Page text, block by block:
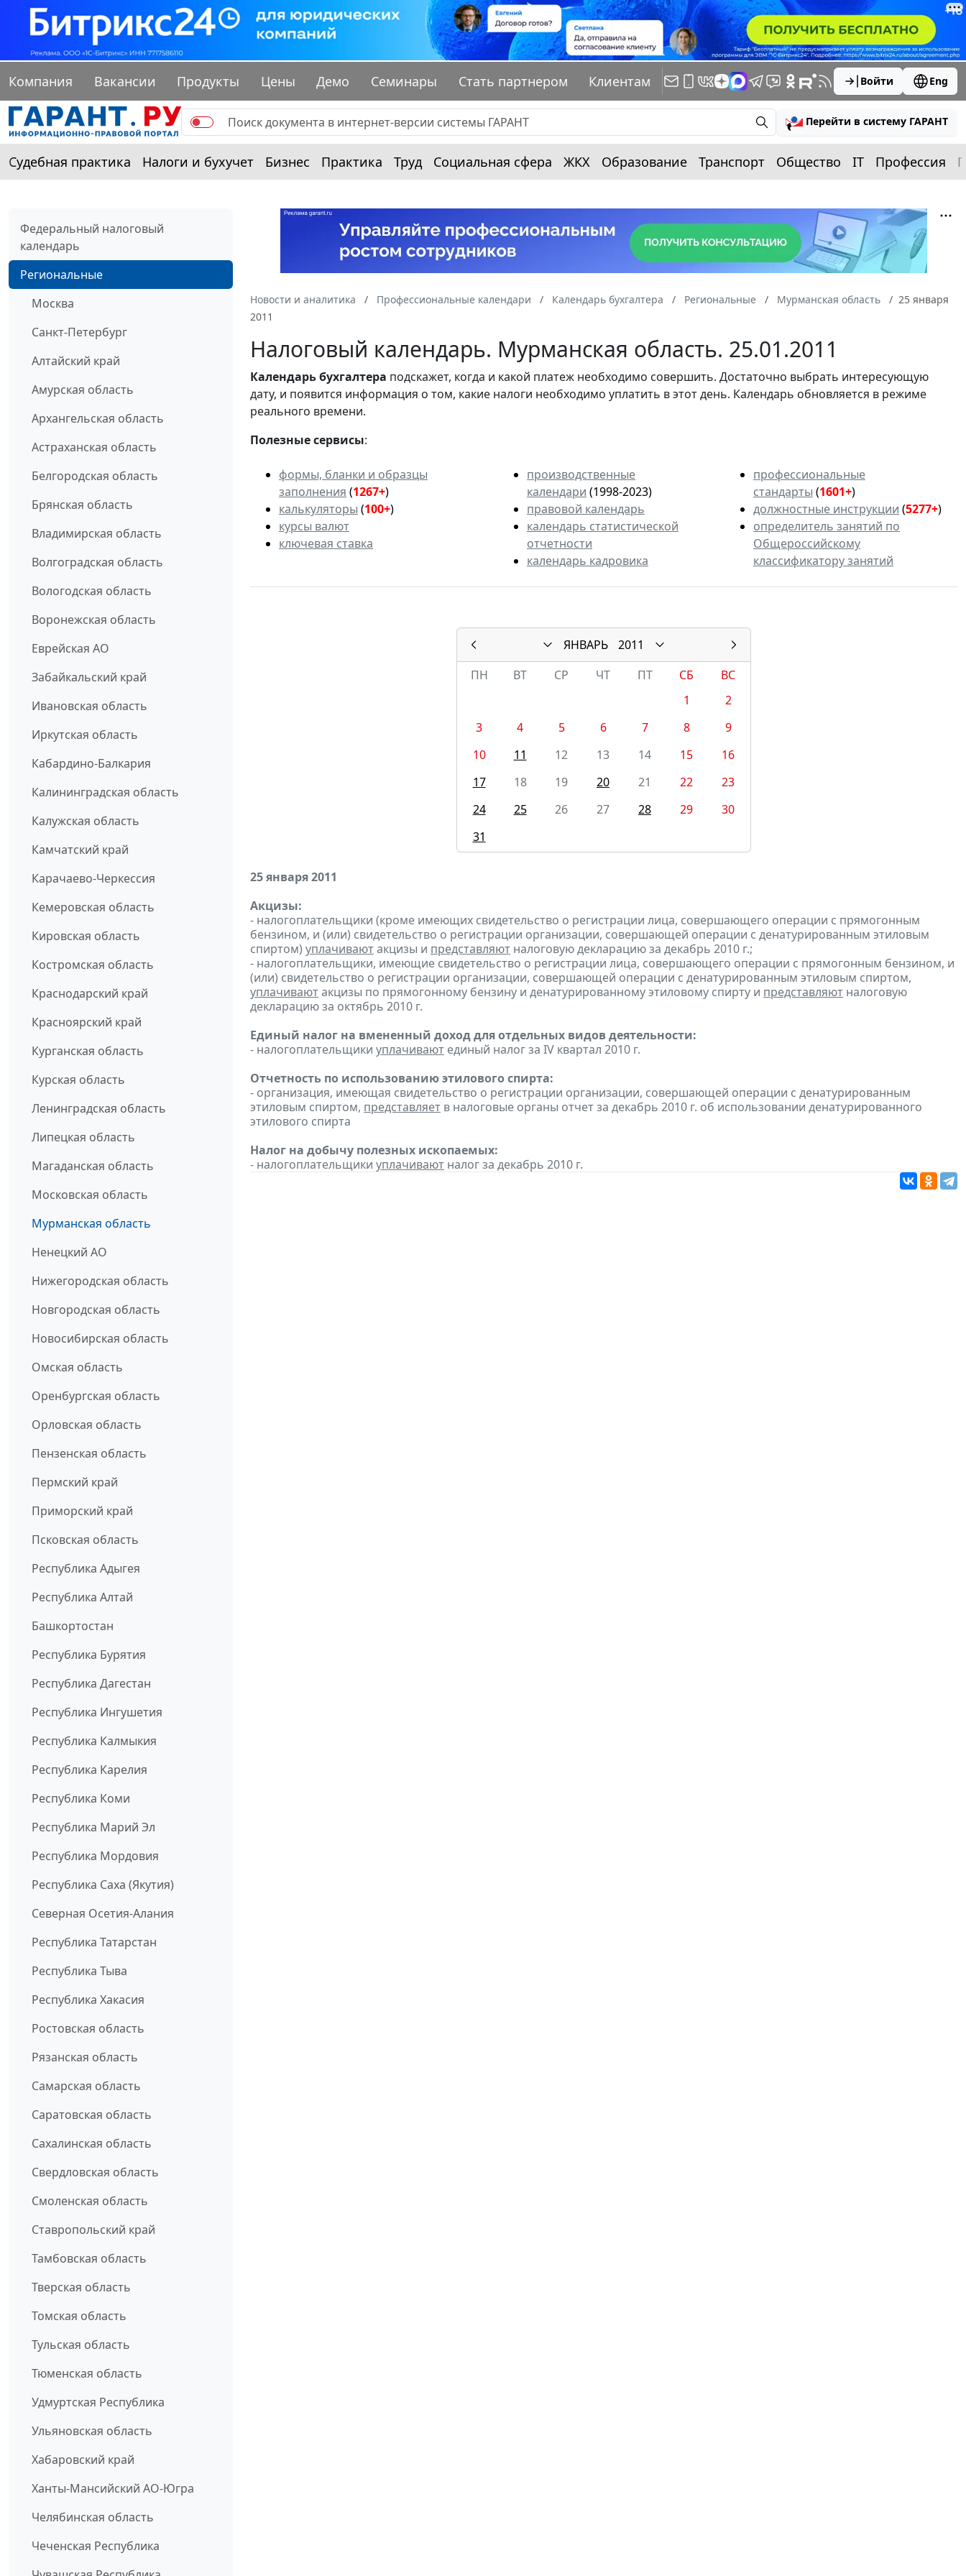
Компания Вакансии Продукты Цены Демо Семинары Стать партнером Клиентам Войти Eng
Перейти в систему ГАРАНТ
Судебная практика Налоги и бухучет Бизнес Практика Труд Социальная сфера ЖКХ Образование Транспорт Общество IT Профессия
Федеральный налоговый
календарь
Региональные
Москва
Санкт-Петербург
Алтайский край
Амурская область
Архангельская область
Астраханская область
Белгородская область
Брянская область
Владимирская область
Волгоградская область
Вологодская область
Воронежская область
Еврейская АО
Забайкальский край
Ивановская область
Иркутская область
Кабардино-Балкария
Калининградская область
Калужская область
Камчатский край
Карачаево-Черкессия
Кемеровская область
Кировская область
Костромская область
Краснодарский край
Красноярский край
Курганская область
Курская область
Ленинградская область
Липецкая область
Магаданская область
Московская область
Мурманская область
Ненецкий АО
Нижегородская область
Новгородская область
Новосибирская область
Омская область
Оренбургская область
Орловская область
Пензенская область
Пермский край
Приморский край
Псковская область
Республика Адыгея
Республика Алтай
Башкортостан
Республика Бурятия
Республика Дагестан
Республика Ингушетия
Республика Калмыкия
Республика Карелия
Республика Коми
Республика Марий Эл
Республика Мордовия
Республика Саха (Якутия)
Северная Осетия-Алания
Республика Татарстан
Республика Тыва
Республика Хакасия
Ростовская область
Рязанская область
Самарская область
Саратовская область
Сахалинская область
Свердловская область
Смоленская область
Ставропольский край
Тамбовская область
Тверская область
Томская область
Тульская область
Тюменская область
Удмуртская Республика
Ульяновская область
Хабаровский край
Ханты-Мансийский АО-Югра
Челябинская область
Чеченская Республика
Новости и аналитика Профессиональные календари Календарь бухгалтера Региональные Мурманская область
25 января
2011
Налоговый календарь. Мурманская область. 25.01.2011
Календарьбухгалтера подскажет, когда и какой платеж необходимо совершить. Достаточно выбрать интересующую
дату, и появится информация о том, какие налоги необходимо уплатить в этот день. Календарь обновляется в режиме
реального времени.
Полезные сервисы:
формы, бланки и образцы
заполнения (1267+)
калькуляторы (100+)
курсы валют
ключевая ставка
производственные
календари (1998-2023)
правовой календарь
календарь статистической
отчетности
календарь кадровика
профессиональные
стандарты (1601+)
должностные инструкции (5277+)
определитель занятий по
Общероссийскому
классификатору занятий
ЯНВАРЬ
2011
ПН
ВТ СР ЧТ ПТ СБ
ВС
1
2
3
4 5 6 7 8
9
10
11 12 13 14 15
16
17
18 19 20 21 22
23
24
25 26 27 28 29
30
31
25 января 2011
Акцизы:
- налогоплательщики (кроме имеющих свидетельство о регистрации лица, совершающего операции с прямогонным
бензином, и (или) свидетельство о регистрации организации, совершающей операции с денатурированным этиловым
спиртом) уплачиваютакцизы и представляют налоговую декларацию за декабрь 2010 г.;
- налогоплательщики, имеющие свидетельство о регистрации лица, совершающего операции с прямогонным бензином, и
(или) свидетельство о регистрации организации, совершающей операции с денатурированным этиловым спиртом,
уплачиваютакцизы по прямогонному бензину и денатурированному этиловому спирту и представляют налоговую
декларацию за октябрь 2010 г.
Единый налог на вмененный доход для отдельных видов деятельности:
- налогоплательщики уплачивают единый налог за IV квартал 2010 г.
Отчетность по использованию этилового спирта:
- организация, имеющая свидетельство о регистрации организации, совершающей операции с денатурированным
этиловым спиртом, представляет в налоговые органы отчет за декабрь 2010 г. об использовании денатурированного
этилового спирта
Налог на добычу полезных ископаемых:
- налогоплательщики уплачивают налог за декабрь 2010 г.